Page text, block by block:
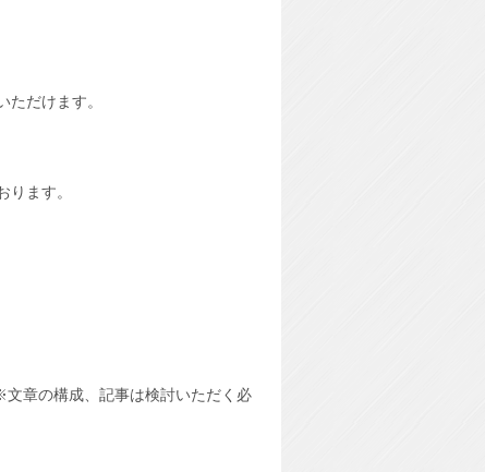
だけます。
ります。
章の構成、記事は検討いただく必